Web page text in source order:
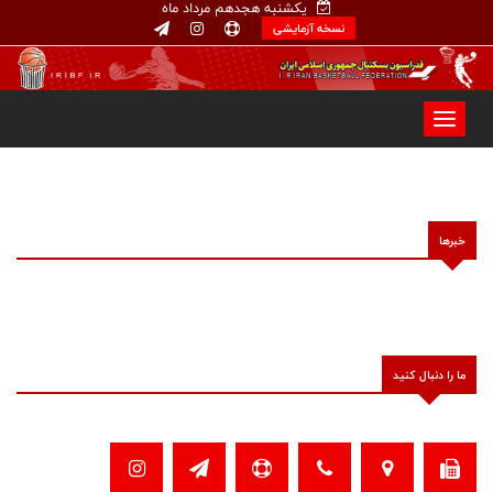
یکشنبه هجدهم مرداد ماه
نسخه آزمایشی
خبرها
ما را دنبال کنید